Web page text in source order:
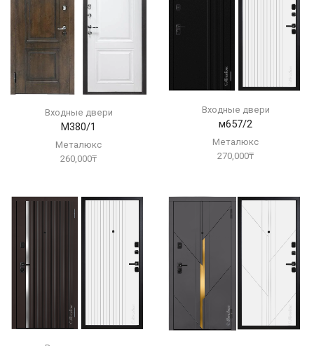
Входные двери
М380/1
Металюкс
260,000₸
Входные двери
м657/2
Металюкс
270,000₸